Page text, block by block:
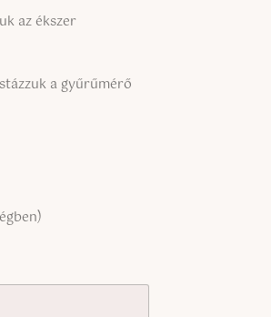
az ékszer
a gyűrűmérő